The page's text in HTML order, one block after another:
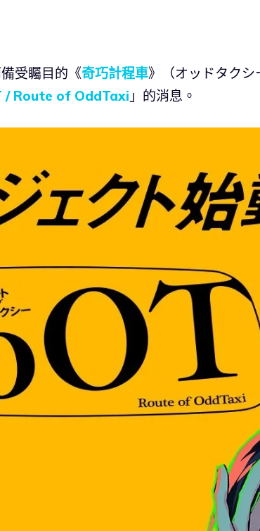
受矚目的《奇巧計程車》（オッドタクシ
/ Route of OddTaxi 」的消息。